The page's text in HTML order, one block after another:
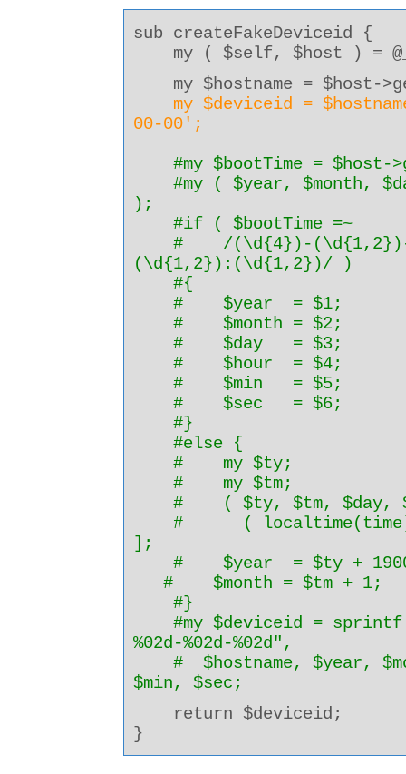
sub createFakeDeviceid {
my ( $self, $host ) =
my $hostname = $host-
my $deviceid =
00-00';
#my $bootTime = $host-
#my ( $year, $month,
);
#if ( $bootTime =~
# /(\d{4})-(\d{1,2})-
(\d{1,2}):(\d{1,2})/ )
#{
# $year = $1;
# $month = $2;
# $day = $3;
# $hour = $4;
# $min = $5;
# $sec = $6;
#}
#else {
# my $ty;
# my $tm;
# ( $ty, $tm, $day,
# ( localtime(time)
];
# $year = $ty +
# $month = $tm + 1;
#}
#my $deviceid = sprintf
%02d-%02d-%02d",
# $hostname, $year,
$min, $sec;
return $deviceid;
}